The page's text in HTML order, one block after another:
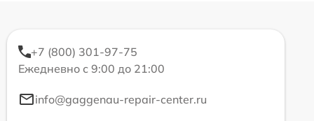
+7 (800) 301-97-75
Ежедневно с 9:00 до 21:00
info@gaggenau-repair-center.ru